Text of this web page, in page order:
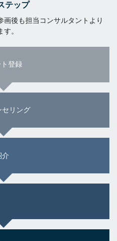
テップ
後も担当コンサルタントより
。
登録
セリング
介